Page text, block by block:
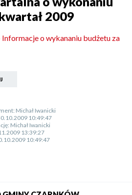
2009
o wykananiu budżetu za
Michał Iwanicki
10:49:47
Michał Iwanicki
13:39:27
10:49:47